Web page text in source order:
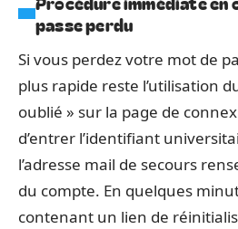
passe perdu
Si vous perdez votre mot de
plus rapide reste l’utilisation
oublié » sur la page de
d’entrer l’identifiant
l’adresse mail de secours
du compte. En quelques
contenant un lien de